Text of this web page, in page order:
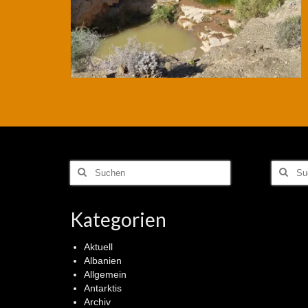
Suchen
Kategorien
Aktuell
Albanien
Allgemein
Antarktis
Archiv
Suchen